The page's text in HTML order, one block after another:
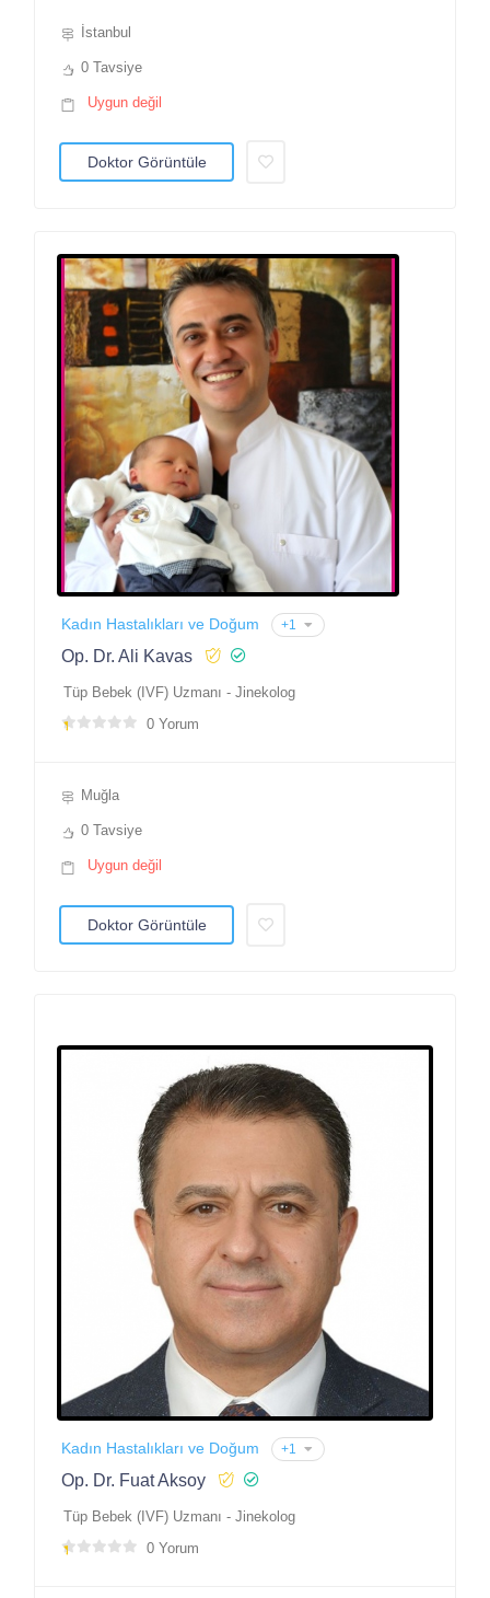
İstanbul
0 Tavsiye
Uygun değil
Doktor Görüntüle
Kadın Hastalıkları ve Doğum +1
Op. Dr. Ali Kavas
Tüp Bebek (IVF) Uzmanı - Jinekolog
0 Yorum
Muğla
0 Tavsiye
Uygun değil
Doktor Görüntüle
Kadın Hastalıkları ve Doğum +1
Op. Dr. Fuat Aksoy
Tüp Bebek (IVF) Uzmanı - Jinekolog
0 Yorum